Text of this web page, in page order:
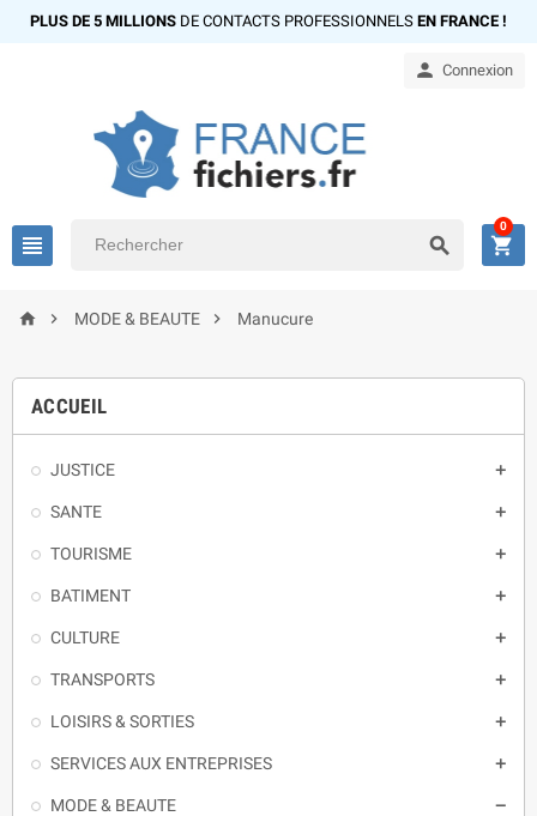
PLUS DE 5 MILLIONS DE CONTACTS PROFESSIONNELS EN FRANCE !
 Connexion
  
0
  MODE & BEAUTE  Manucure
ACCUEIL
JUSTICE 
SANTE 
TOURISME 
BATIMENT 
CULTURE 
TRANSPORTS 
LOISIRS & SORTIES 
SERVICES AUX ENTREPRISES 
MODE & BEAUTE 